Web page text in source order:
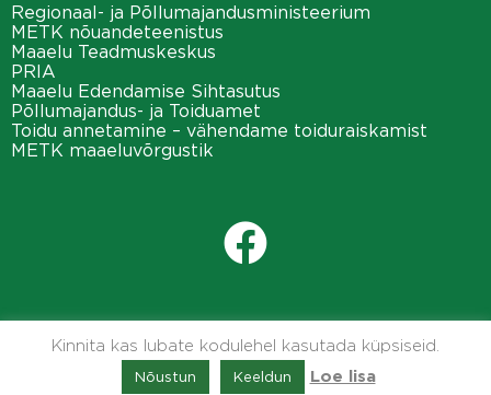
Regionaal- ja Põllumajandusministeerium
METK nõuandeteenistus
Maaelu Teadmuskeskus
PRIA
Maaelu Edendamise Sihtasutus
Põllumajandus- ja Toiduamet
Toidu annetamine – vähendame toiduraiskamist
METK maaeluvõrgustik
Kinnita kas lubate kodulehel kasutada küpsiseid.
Nõustun Keeldun Loe lisa